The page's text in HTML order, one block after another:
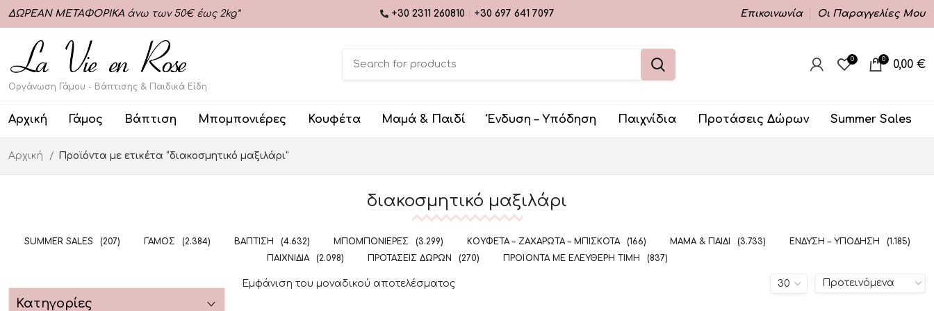
ΔΩΡΕΑΝ ΜΕΤΑΦΟΡΙΚΑ άνω των 50€ έως 2kg* +30 2311 260810 +30 697 641 7097 Επικοινωνία Οι Παραγγελίες Μου
Οργάνωση Γάμου - Βάπτισης & Παιδικά Είδη
0 0 0,00 €
Αρχική Γάμος Βάπτιση Μπομπονιέρες Κουφέτα Μαμά & Παιδί Ένδυση – Υπόδηση Παιχνίδια Προτάσεις Δώρων Summer Sales
Αρχική Προϊόντα με ετικέτα “διακοσμητικό μαξιλάρι”
διακοσμητικό μαξιλάρι
SUMMER SALES (207) ΓΆΜΟΣ (2.384) ΒΆΠΤΙΣΗ (4.632) ΜΠΟΜΠΟΝΙΈΡΕΣ (3.299) ΚΟΥΦΈΤΑ – ΖΑΧΑΡΩΤΆ – ΜΠΙΣΚΌΤΑ (166) ΜΑΜΆ & ΠΑΙΔΊ (3.733) ΈΝΔΥΣΗ – ΥΠΌΔΗΣΗ
(1.185)
ΠΑΙΧΝΊΔΙΑ
(2.098) ΠΡΟΤΆΣΕΙΣ ΔΏΡΩΝ (270) ΠΡΟΪΌΝΤΑ ΜΕ ΕΛΕΎΘΕΡΗ ΤΙΜΉ (837)
Κατηγορίες
Εμφάνιση του μοναδικού αποτελέσματος